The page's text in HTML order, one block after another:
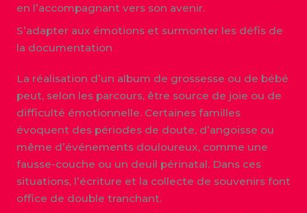
en l’accompagnant vers son avenir.
S’adapter aux émotions et surmonter les défis de
la documentation
La réalisation d’un album de grossesse ou de bébé
peut, selon les parcours, être source de joie ou de
difficulté émotionnelle. Certaines familles
évoquent des périodes de doute, d’angoisse ou
même d’événements douloureux, comme une
fausse-couche ou un deuil périnatal. Dans ces
situations, l’écriture et la collecte de souvenirs font
office de double tranchant.